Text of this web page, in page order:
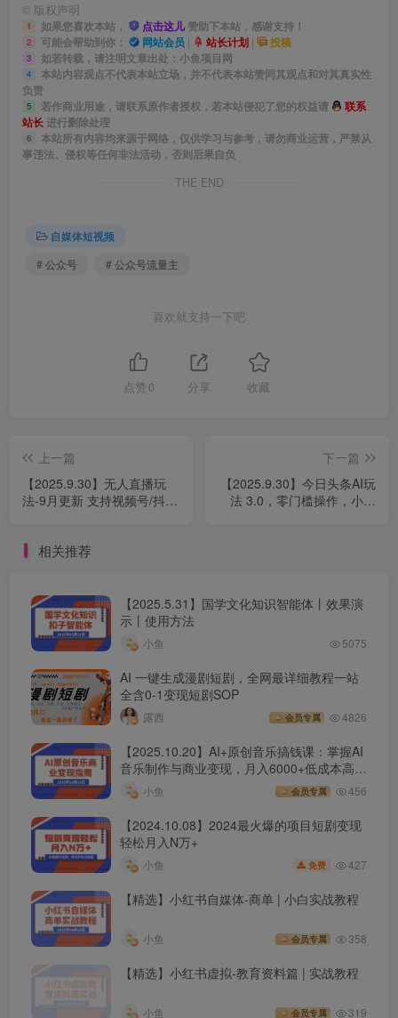
© 版权声明
1 如果您喜欢本站， 点击这儿赞助下本站，感谢支持！
2 可能会帮助到你： 网站会员 | 站长计划 | 投稿
3 如若转载，请注明文章出处：小鱼项目网
4
本站内容观点不代表本站立场，并不代表本站赞同其观点和对其真实性
负责
5 若作商业用途，请联系原作者授权，若本站侵犯了您的权益请
联系
站长进行删除处理
6
本站所有内容均来源于网络，仅供学习与参考，请勿商业运营，严禁从
事违法、侵权等任何非法活动，否则后果自负
THE END
自媒体短视频
# 公众号
# 公众号流量主
喜欢就支持一下吧
点赞 0 分享 收藏
上一篇
【2025.9.30】无人直播玩
法-9月更新 支持视频号/抖
下一篇
【2025.9.30】今日头条AI玩
法 3.0，零门槛操作，小白
相关推荐
【2025.5.31】国学文化知识智能体丨效果演
示丨使用方法
小鱼 5075
AI 一键生成漫剧短剧，全网最详细教程一站
全含0-1变现短剧SOP
露西 会员专属 4826
【2025.10.20】AI+原创音乐搞钱课：掌握AI
音乐制作与商业变现，月入6000+低成本高收
益
小鱼 会员专属 456
【2024.10.08】2024最火爆的项目短剧变现
轻松月入N万+
小鱼 免费 427
【精选】小红书自媒体-商单 | 小白实战教程
小鱼 会员专属 358
【精选】小红书虚拟-教育资料篇 | 实战教程
小鱼 会员专属 319